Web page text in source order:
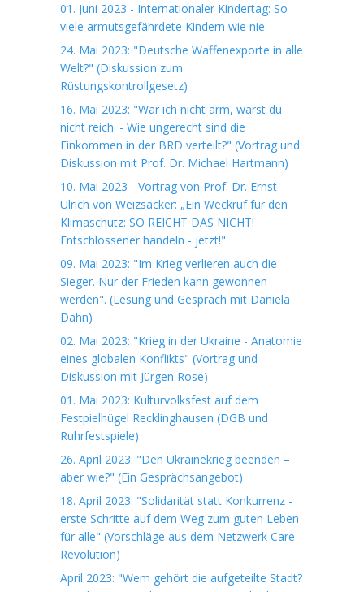
01. Juni 2023 - Internationaler Kindertag: So
viele armutsgefährdete Kindern wie nie
24. Mai 2023: "Deutsche Waffenexporte in alle
Welt?" (Diskussion zum
Rüstungskontrollgesetz)
16. Mai 2023: "Wär ich nicht arm, wärst du
nicht reich. - Wie ungerecht sind die
Einkommen in der BRD verteilt?" (Vortrag und
Diskussion mit Prof. Dr. Michael Hartmann)
10. Mai 2023 - Vortrag von Prof. Dr. Ernst-
Ulrich von Weizsäcker: „Ein Weckruf für den
Klimaschutz: SO REICHT DAS NICHT!
Entschlossener handeln - jetzt!"
09. Mai 2023: "Im Krieg verlieren auch die
Sieger. Nur der Frieden kann gewonnen
werden". (Lesung und Gespräch mit Daniela
Dahn)
02. Mai 2023: "Krieg in der Ukraine - Anatomie
eines globalen Konflikts" (Vortrag und
Diskussion mit Jürgen Rose)
01. Mai 2023: Kulturvolksfest auf dem
Festpielhügel Recklinghausen (DGB und
Ruhrfestspiele)
26. April 2023: "Den Ukrainekrieg beenden –
aber wie?" (Ein Gesprächsangebot)
18. April 2023: "Solidarität statt Konkurrenz -
erste Schritte auf dem Weg zum guten Leben
für alle" (Vorschläge aus dem Netzwerk Care
Revolution)
April 2023: "Wem gehört die aufgeteilte Stadt?